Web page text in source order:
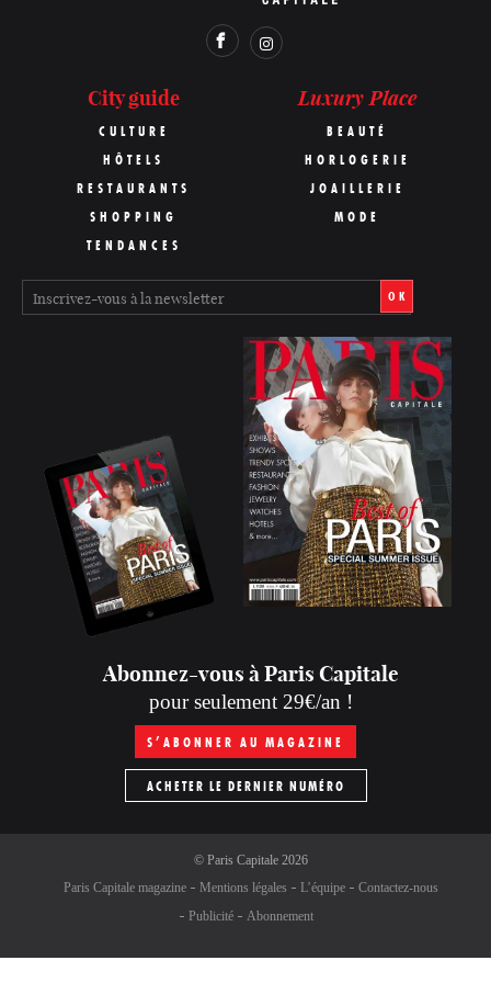
City guide
CULTURE
HÔTELS
RESTAURANTS
SHOPPING
TENDANCES
Luxury Place
BEAUTÉ
HORLOGERIE
JOAILLERIE
MODE
OK
Abonnez-vous à Paris Capitale
pour seulement 29€/an !
S’ABONNER AU MAGAZINE
ACHETER LE DERNIER NUMÉRO
© Paris Capitale2026
Paris Capitale magazine
Mentions légales L’équipe
Contactez-nous
Publicité
Abonnement